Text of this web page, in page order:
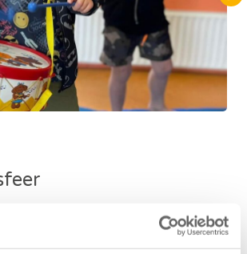
en laten ze daarom vrij in de
tijd. Kinderen worden bij ons